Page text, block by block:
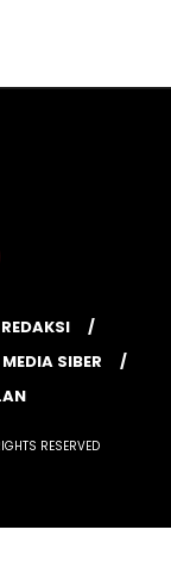
SIBER
RESERVED